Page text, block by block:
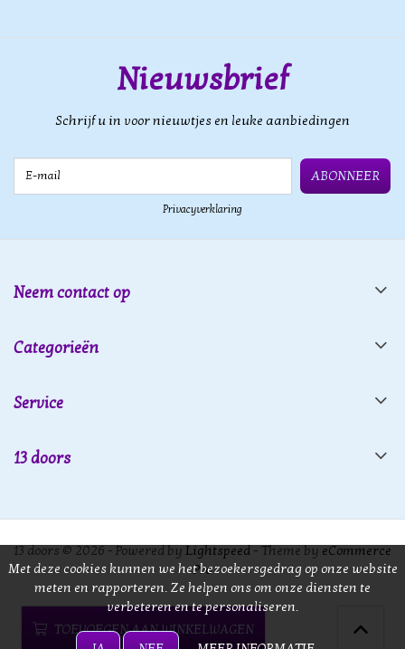
TOEVOEGEN AAN WINKELWAGEN
Nieuwsbrief
Schrijf u in voor nieuwtjes en leuke aanbiedingen
ABONNEER
Privacyverklaring
Neem contact op
Categorieën
Service
13 doors
13 doors © 2026 - Powered by Lightspeed - Theme by eCommerce
Pro
Met deze cookies kunnen we het bezoekersgedrag op onze website
meten en rapporteren. Ze helpen ons om onze diensten te
verbeteren en te personaliseren.